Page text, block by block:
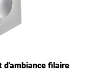
d'ambiance filaire